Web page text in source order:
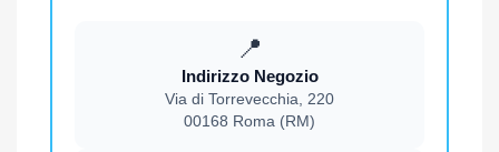
📍
Indirizzo Negozio
Via di Torrevecchia, 220
00168 Roma (RM)